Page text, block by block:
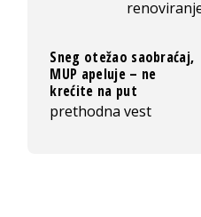
Sneg otežao saobraćaj,
MUP apeluje – ne
krećite na put
prethodna vest